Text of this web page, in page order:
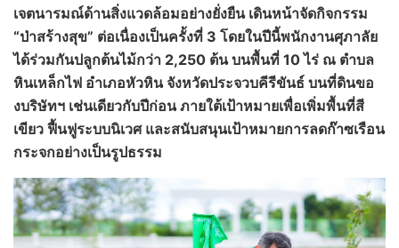
เจตนารมณ์ด้านสิ่งแวดล้อมอย่างยั่งยืน เดินหน้าจัดกิจกรรม
“ป่าสร้างสุข” ต่อเนื่องเป็นครั้งที่ 3 โดยในปีนี้พนักงานศุภาลัย
ได้ร่วมกันปลูกต้นไม้กว่า 2,250 ต้น บนพื้นที่ 10 ไร่ ณ ตำบล
หินเหล็กไฟ อำเภอหัวหิน จังหวัดประจวบคีรีขันธ์ บนที่ดินขอ
งบริษัทฯ เช่นเดียวกับปีก่อน ภายใต้เป้าหมายเพื่อเพิ่มพื้นที่สี
เขียว ฟื้นฟูระบบนิเวศ และสนับสนุนเป้าหมายการลดก๊าซเรือน
กระจกอย่างเป็นรูปธรรม